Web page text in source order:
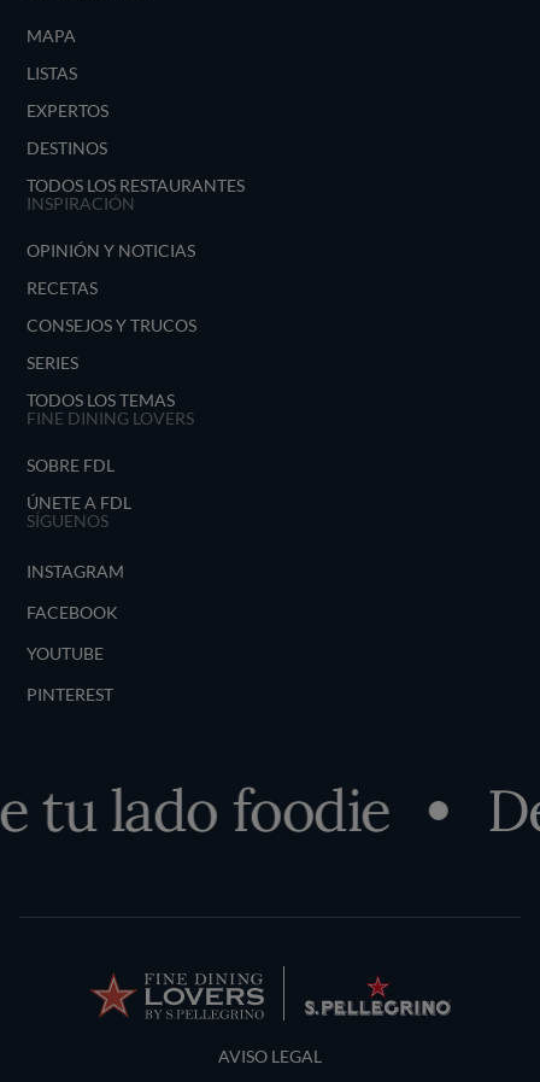
MAPA
LISTAS
EXPERTOS
DESTINOS
TODOS LOS RESTAURANTES
INSPIRACIÓN
OPINIÓN Y NOTICIAS
RECETAS
CONSEJOS Y TRUCOS
SERIES
TODOS LOS TEMAS
FINE DINING LOVERS
SOBRE FDL
ÚNETE A FDL
SÍGUENOS
INSTAGRAM
FACEBOOK
YOUTUBE
PINTEREST
tu lado foodie
Terms and Conditions
AVISO LEGAL